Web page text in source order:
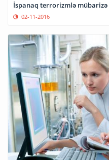
İspanaq terrorizmlə
02-11-2016